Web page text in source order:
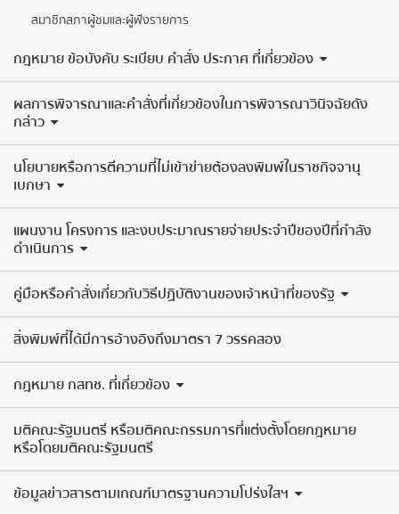
สมาชิกสภาผู้ชมและผู้ฟังรายการ
กฎหมาย ข้อบังคับ ระเบียบ คำสั่ง ประกาศ ที่เกี่ยวข้อง
ผลการพิจารณาและคำสั่งที่เกี่ยวข้องในการพิจารณาวินิจฉัยดัง
กล่าว
นโยบายหรือการตีความที่ไม่เข้าข่ายต้องลงพิมพ์ในราชกิจจานุ
เบกษา
แผนงาน โครงการ และงบประมาณรายจ่ายประจำปีของปีที่กำลัง
ดำเนินการ
คู่มือหรือคำสั่งเกี่ยวกับวิธีปฏิบัติงานของเจ้าหน้าที่ของรัฐ
สิ่งพิมพ์ที่ได้มีการอ้างอิงถึงมาตรา 7 วรรคสอง
กฎหมาย กสทช. ที่เกี่ยวข้อง
มติคณะรัฐมนตรี หรือมติคณะกรรมการที่แต่งตั้งโดยกฎหมาย
หรือโดยมติคณะรัฐมนตรี
ข้อมูลข่าวสารตามเกณฑ์มาตรฐานความโปร่งใสฯ